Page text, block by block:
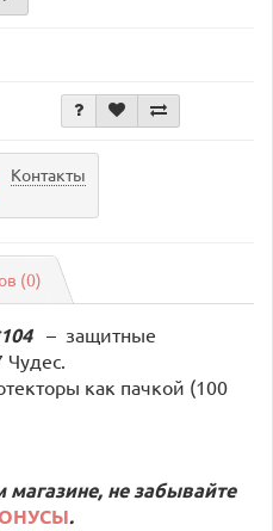
Контакты
(0)
– защитные
как пачкой (100
не забывайте
.